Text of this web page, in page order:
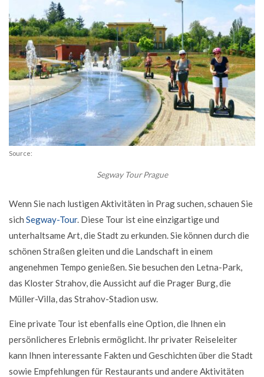
Source:
Segway Tour Prague
Wenn Sie nach lustigen Aktivitäten in Prag suchen, schauen Sie
sich Segway-Tour. Diese Tour ist eine einzigartige und
unterhaltsame Art, die Stadt zu erkunden. Sie können durch die
schönen Straßen gleiten und die Landschaft in einem
angenehmen Tempo genießen. Sie besuchen den Letna-Park,
das Kloster Strahov, die Aussicht auf die Prager Burg, die
Müller-Villa, das Strahov-Stadion usw.
Eine private Tour ist ebenfalls eine Option, die Ihnen ein
persönlicheres Erlebnis ermöglicht. Ihr privater Reiseleiter
kann Ihnen interessante Fakten und Geschichten über die Stadt
sowie Empfehlungen für Restaurants und andere Aktivitäten